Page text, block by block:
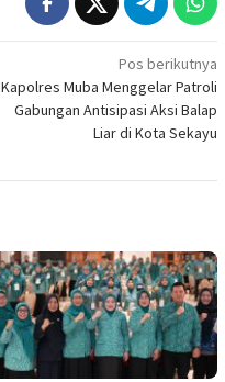
Pos berikutnya
Kapolres Muba Menggelar Patroli
Gabungan Antisipasi Aksi Balap
Liar di Kota Sekayu